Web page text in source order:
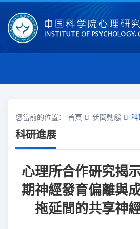
您當前的位置： 首頁 新聞動態 科
科研進展
心理所合作研究揭
期神經發育偏離與
拖延間的共享神